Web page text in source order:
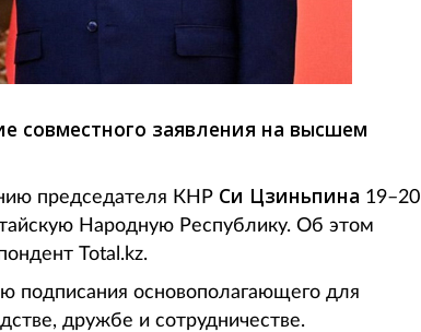
совместного заявления на высшем
председателя КНР Си Цзиньпина 19–20
Народную Республику. Об этом
Total.kz.
подписания основополагающего для
дружбе и сотрудничестве.